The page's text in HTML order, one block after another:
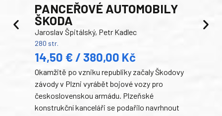
PANCEŘOVÉ AUTOMOBILY
ŠKODA
Jaroslav Špitálský, Petr Kadlec
280 str.
14,50 € / 380,00 Kč
Okamžitě po vzniku republiky začaly Škodovy
závody v Plzni vyrábět bojové vozy pro
československou armádu. Plzeňské
konstrukční kanceláři se podařilo navrhnout